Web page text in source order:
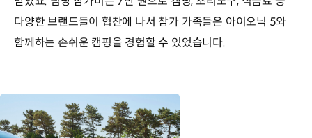
다양한 브랜드들이 협찬에 나서 참가 가족들은 아이오닉 5와
함께하는 손쉬운 캠핑을 경험할 수 있었습니다.